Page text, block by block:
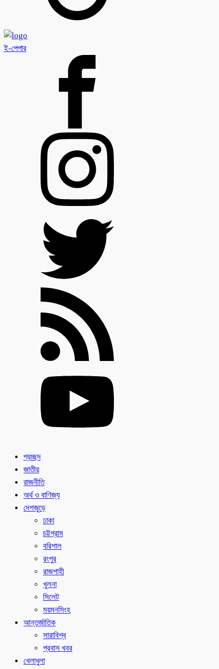
ই-পেপার
প্রচ্ছদ
জাতীয়
রাজনীতি
অর্থ ও বাণিজ্য
দেশজুড়ে
ঢাকা
চট্টগ্রাম
বরিশাল
রংপুর
রাজশাহী
খুলনা
সিলেট
ময়মনসিংহ
আন্তর্জাতিক
সারাবিশ্ব
প্রবাস খবর
খেলাধুলা